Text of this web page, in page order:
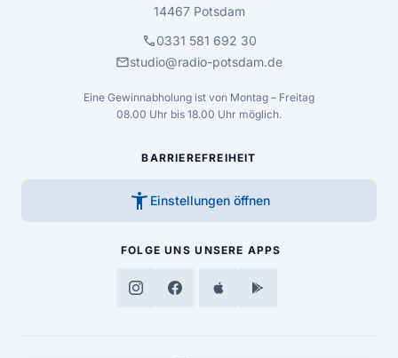
14467 Potsdam
call0331 581 692 30
mailstudio@radio-potsdam.de
Eine Gewinnabholung ist von Montag – Freitag
08.00 Uhr bis 18.00 Uhr möglich.
BARRIEREFREIHEIT
accessibility_new Einstellungen öffnen
FOLGE UNS UNSERE APPS